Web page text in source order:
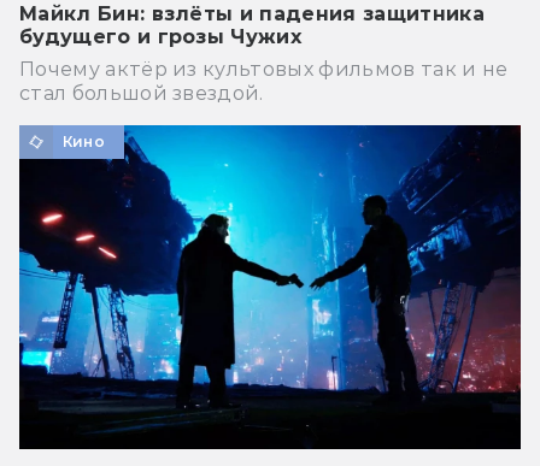
Майкл Бин: взлёты и падения защитника
будущего и грозы Чужих
Почему актёр из культовых фильмов так и не
стал большой звездой.
Кино